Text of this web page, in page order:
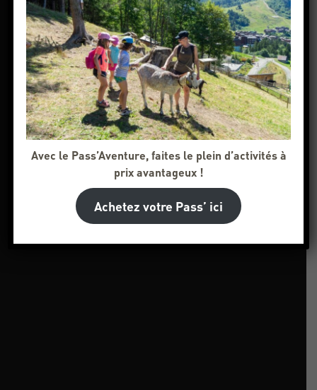
Avec le Pass’Aventure, faites le plein d’activités à
prix avantageux !
Achetez votre Pass’ ici